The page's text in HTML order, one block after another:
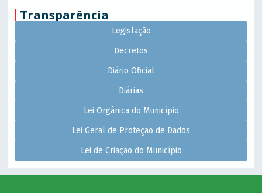
Transparência
Legislação
Decretos
Diário Oficial
Diárias
Lei Orgânica do Município
Lei Geral de Proteção de Dados
Lei de Criação do Município